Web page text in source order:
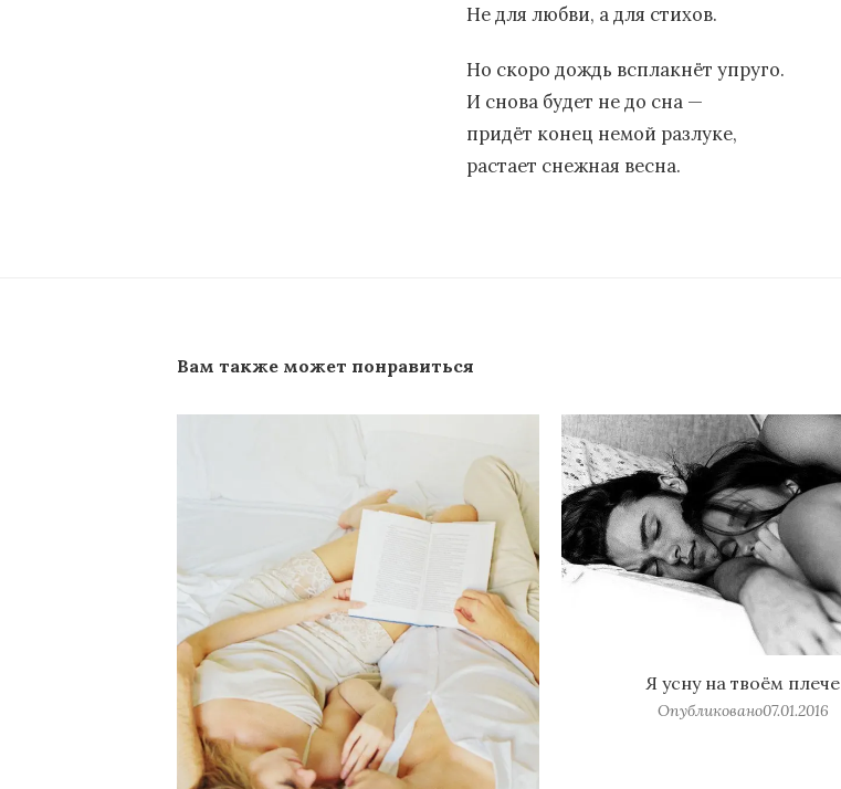
Не для любви, а для стихов.
Но скоро дождь всплакнёт упруго.
И снова будет не до сна —
придёт конец немой разлуке,
растает снежная весна.
Вам также может понравиться
Я усну на твоём плече
Опубликовано07.01.2016